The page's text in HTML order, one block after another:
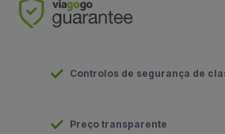
Controlos de segurança de
Preço transparente